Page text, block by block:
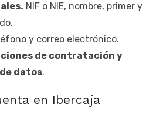
NIF o NIE, nombre, primer y
y correo electrónico.
de contratación y
datos.
en Ibercaja